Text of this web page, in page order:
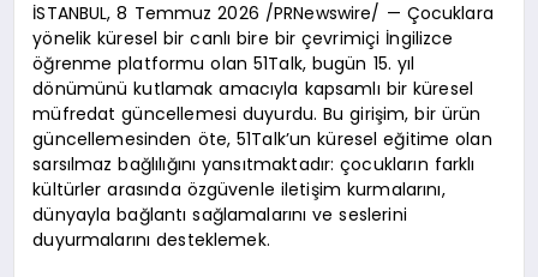
İSTANBUL, 8 Temmuz 2026 /PRNewswire/ — Çocuklara
yönelik küresel bir canlı bire bir çevrimiçi İngilizce
öğrenme platformu olan 51Talk, bugün 15. yıl
dönümünü kutlamak amacıyla kapsamlı bir küresel
müfredat güncellemesi duyurdu. Bu girişim, bir ürün
güncellemesinden öte, 51Talk’un küresel eğitime olan
sarsılmaz bağlılığını yansıtmaktadır: çocukların farklı
kültürler arasında özgüvenle iletişim kurmalarını,
dünyayla bağlantı sağlamalarını ve seslerini
duyurmalarını desteklemek.